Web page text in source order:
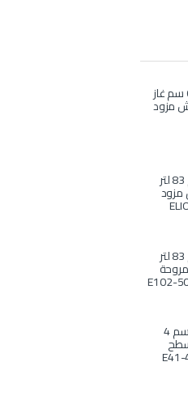
چورونيا فرن بلت إن 60 سم غاز
مزود
إلبا فرن بلت إن 90 سم 83 لتر
مزود
إلبا فرن بلت إن 90 سم 83 لتر
إلبا مسطح بلت إن 60 سم 4